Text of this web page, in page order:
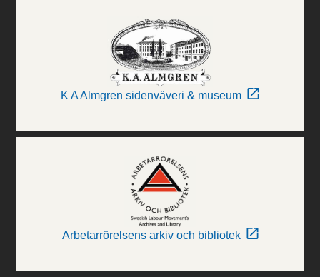
K A Almgren sidenväveri & museum
Arbetarrörelsens arkiv och bibliotek